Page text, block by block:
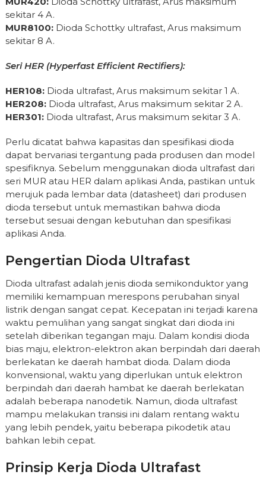
sekitar 4 A.
MUR8100:Dioda Schottky ultrafast, Arus maksimum
sekitar 8 A.
Seri HER (Hyperfast Efficient Rectifiers):
HER108:Dioda ultrafast, Arus maksimum sekitar 1 A.
HER208:Dioda ultrafast, Arus maksimum sekitar 2 A.
HER301:Dioda ultrafast, Arus maksimum sekitar 3 A.
Perlu dicatat bahwa kapasitas dan spesifikasi dioda
dapat bervariasi tergantung pada produsen dan model
spesifiknya. Sebelum menggunakan dioda ultrafast dari
seri MUR atau HER dalam aplikasi Anda, pastikan untuk
merujuk pada lembar data (datasheet) dari produsen
dioda tersebut untuk memastikan bahwa dioda
tersebut sesuai dengan kebutuhan dan spesifikasi
aplikasi Anda.
Pengertian Dioda Ultrafast
Dioda ultrafast adalah jenis dioda semikonduktor yang
memiliki kemampuan merespons perubahan sinyal
listrik dengan sangat cepat. Kecepatan ini terjadi karena
waktu pemulihan yang sangat singkat dari dioda ini
setelah diberikan tegangan maju. Dalam kondisi dioda
bias maju, elektron-elektron akan berpindah dari daerah
berlekatan ke daerah hambat dioda. Dalam dioda
konvensional, waktu yang diperlukan untuk elektron
berpindah dari daerah hambat ke daerah berlekatan
adalah beberapa nanodetik. Namun, dioda ultrafast
mampu melakukan transisi ini dalam rentang waktu
yang lebih pendek, yaitu beberapa pikodetik atau
bahkan lebih cepat.
Prinsip Kerja Dioda Ultrafast